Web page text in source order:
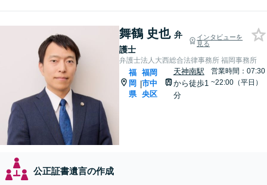
舞鶴 史也 弁
護士
インタビューを
見る
弁護士法人大西総合法律事務所 福岡事務所
福
岡
県
|
福岡
市中
央区
天神南駅
から徒歩1
分
営業時間：07:30
~22:00（平日）
公正証書遺言の作成